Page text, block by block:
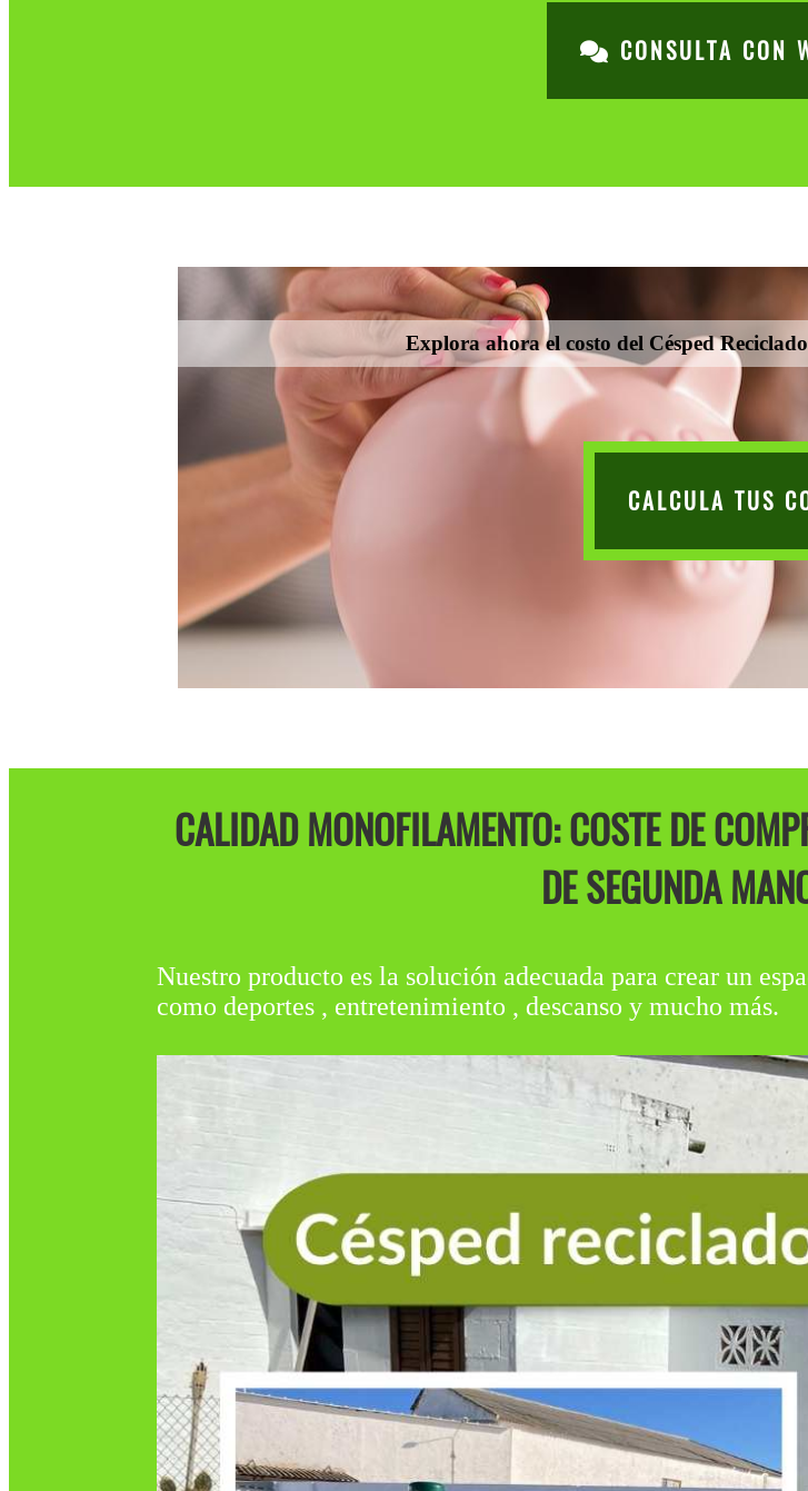
CONSULTA CON
Explora ahora el costo del Césped
CALCULA TUS
CALIDAD MONOFILAMENTO: COSTE DE
DE SEGUNDA
Nuestro producto es la solución adecuada para crear un
como deportes , entretenimiento , descanso y mucho más.